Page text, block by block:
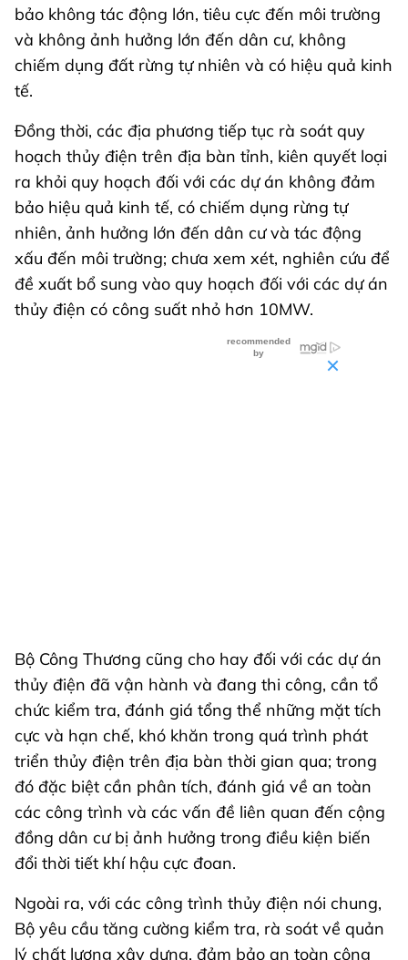
bảo không tác động lớn, tiêu cực đến môi trường
và không ảnh hưởng lớn đến dân cư, không
chiếm dụng đất rừng tự nhiên và có hiệu quả kinh
tế.
Đồng thời, các địa phương tiếp tục rà soát quy
hoạch thủy điện trên địa bàn tỉnh, kiên quyết loại
ra khỏi quy hoạch đối với các dự án không đảm
bảo hiệu quả kinh tế, có chiếm dụng rừng tự
nhiên, ảnh hưởng lớn đến dân cư và tác động
xấu đến môi trường; chưa xem xét, nghiên cứu để
đề xuất bổ sung vào quy hoạch đối với các dự án
thủy điện có công suất nhỏ hơn 10MW.
Bộ Công Thương cũng cho hay đối với các dự án
thủy điện đã vận hành và đang thi công, cần tổ
chức kiểm tra, đánh giá tổng thể những mặt tích
cực và hạn chế, khó khăn trong quá trình phát
triển thủy điện trên địa bàn thời gian qua; trong
đó đặc biệt cần phân tích, đánh giá về an toàn
các công trình và các vấn đề liên quan đến cộng
đồng dân cư bị ảnh hưởng trong điều kiện biến
đổi thời tiết khí hậu cực đoan.
Ngoài ra, với các công trình thủy điện nói chung,
Bộ yêu cầu tăng cường kiểm tra, rà soát về quản
lý chất lượng xây dựng, đảm bảo an toàn công